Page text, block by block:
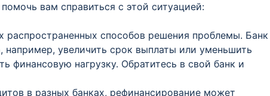
вам справиться с этой ситуацией:
распространенных способов решения проблемы. Банк
увеличить срок выплаты или уменьшить
нагрузку. Обратитесь в свой банк и
в разных банках, рефинансирование может